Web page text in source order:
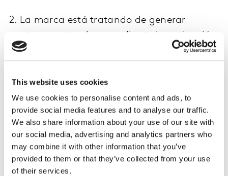
This website uses cookies
We use cookies to personalise content and ads, to
provide social media features and to analyse our traffic.
We also share information about your use of our site with
our social media, advertising and analytics partners who
may combine it with other information that you’ve
provided to them or that they’ve collected from your use
of their services.
2. La marca está tratando de generar
ventas a corto plazo mediante la activación
de las ventas
sin duda aumentarán las ventas a corto plazo, pero
podrían tener un efecto nefasto en el valor de marca.
Activar las ventas no es algo malo en sí mismo: puede
ser una excelente manera de captar nuevos
compradores, siempre que no se haga con demasiada
frecuencia. Las estrategias promocionales suelen
atraer a los compradores existentes, que ahora
disfrutan de la ventaja de obtener su marca habitual a